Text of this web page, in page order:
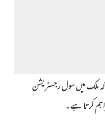
ہے کہ ملک میں سول رجسٹریشن